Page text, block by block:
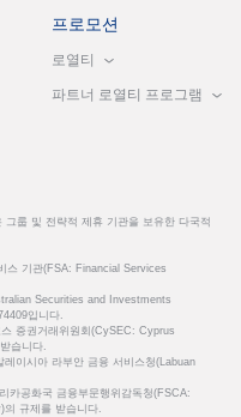
프로모션
로열티
파트너 로열티 프로그램
룹 및 전략적 제휴 기관을 보유한 다국적
스 기관(FSA: Financial Services
Securities and Investments
입니다.
증권거래위원회(CySEC: Cyprus
습니다.
이시아 라부안 금융 서비스청(Labuan
카공화국 금융부문행위감독청(FSCA:
규제를 받습니다.